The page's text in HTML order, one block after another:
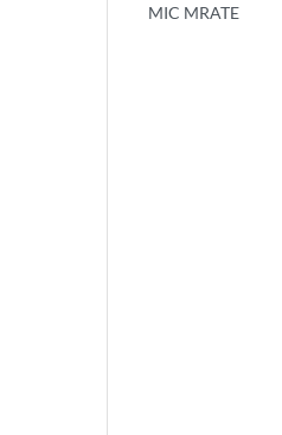
MIC MRATE